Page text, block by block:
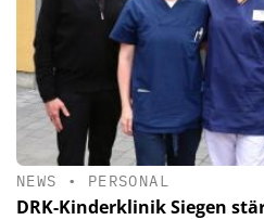
NEWS • PERSONAL
DRK-Kinderklinik Siegen